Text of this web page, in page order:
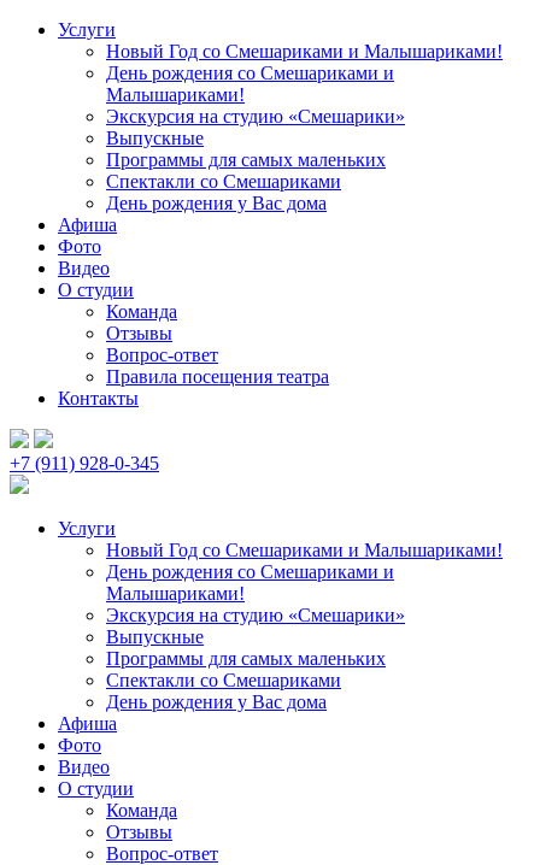
Услуги
Новый Год со Смешариками и Малышариками!
День рождения со Смешариками и
Малышариками!
Экскурсия на студию «Смешарики»
Выпускные
Программы для самых маленьких
Спектакли со Смешариками
День рождения у Вас дома
Афиша
Фото
Видео
О студии
Команда
Отзывы
Вопрос-ответ
Правила посещения театра
Контакты
+7 (911) 928-0-345
Услуги
Новый Год со Смешариками и Малышариками!
День рождения со Смешариками и
Малышариками!
Экскурсия на студию «Смешарики»
Выпускные
Программы для самых маленьких
Спектакли со Смешариками
День рождения у Вас дома
Афиша
Фото
Видео
О студии
Команда
Отзывы
Вопрос-ответ